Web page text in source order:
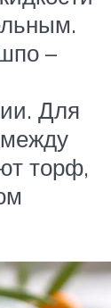
–
Для
торф,